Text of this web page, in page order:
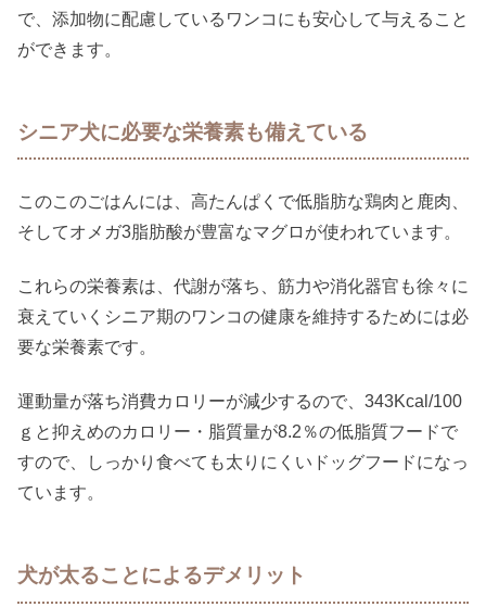
で、添加物に配慮しているワンコにも安心して与えること
ができます。
シニア犬に必要な栄養素も備えている
このこのごはんには、高たんぱくで低脂肪な鶏肉と鹿肉、
そしてオメガ3脂肪酸が豊富なマグロが使われています。
これらの栄養素は、代謝が落ち、筋力や消化器官も徐々に
衰えていくシニア期のワンコの健康を維持するためには必
要な栄養素です。
運動量が落ち消費カロリーが減少するので、343Kcal/100
ｇと抑えめのカロリー・脂質量が8.2％の低脂質フードで
すので、しっかり食べても太りにくいドッグフードになっ
ています。
犬が太ることによるデメリット